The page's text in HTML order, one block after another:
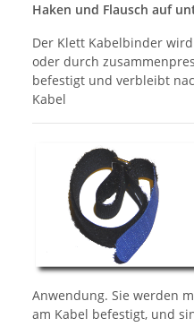
Haken und Flausch auf
Der Klett Kabelbinder
oder durch
befestigt und verbleibt
Kabel
Anwendung. Sie werden
am Kabel befestigt, und